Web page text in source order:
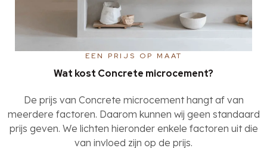
EEN PRIJS OP MAAT
Wat kost Concrete microcement?
De prijs van Concrete microcement hangt af van
meerdere factoren. Daarom kunnen wij geen standaard
prijs geven. We lichten hieronder enkele factoren uit die
van invloed zijn op de prijs.